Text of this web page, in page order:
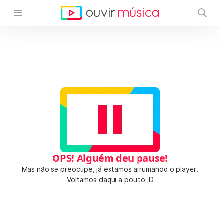
OPS! Alguém deu pause!
Mas não se preocupe, já estamos arrumando o player.
Voltamos daqui a pouco ;D